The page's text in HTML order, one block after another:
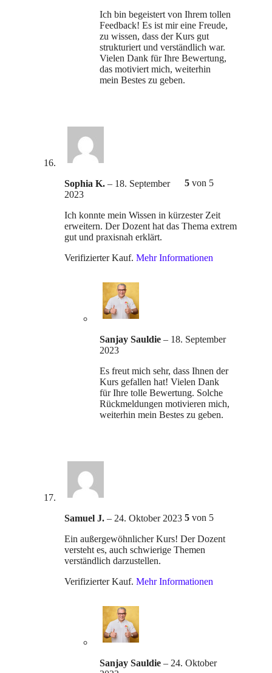
Ich bin begeistert von Ihrem tollen
Feedback! Es ist mir eine Freude,
zu wissen, dass der Kurs gut
strukturiert und verständlich war.
Vielen Dank für Ihre Bewertung,
das motiviert mich, weiterhin
mein Bestes zu geben.
5von 5
Sophia K. – 18. September
2023
Ich konnte mein Wissen in kürzester Zeit
erweitern. Der Dozent hat das Thema extrem
gut und praxisnah erklärt.
Verifizierter Kauf. Mehr Informationen
Sanjay Sauldie – 18. September
2023
Es freut mich sehr, dass Ihnen der
Kurs gefallen hat! Vielen Dank
für Ihre tolle Bewertung. Solche
Rückmeldungen motivieren mich,
weiterhin mein Bestes zu geben.
5von 5
Samuel J. – 24. Oktober 2023
Ein außergewöhnlicher Kurs! Der Dozent
versteht es, auch schwierige Themen
verständlich darzustellen.
Verifizierter Kauf. Mehr Informationen
Sanjay Sauldie – 24. Oktober